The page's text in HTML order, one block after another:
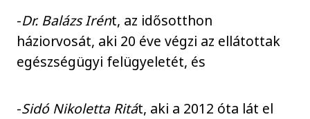
-Dr. Balázs Irént, az idősotthon
háziorvosát, aki 20 éve végzi az ellátottak
egészségügyi felügyeletét, és
-Sidó Nikoletta Ritát, aki a 2012 óta lát el